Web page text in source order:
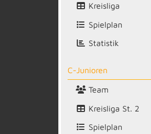
Kreisliga
Spielplan
Statistik
C-Junioren
Team
Kreisliga St. 2
Spielplan